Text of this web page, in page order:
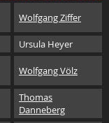
Wolfgang Ziffer
Ursula Heyer
Wolfgang Völz
Thomas
Danneberg